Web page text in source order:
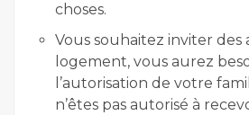
choses.
Vous souhaitez inviter des
logement, vous aurez
l’autorisation de votre
n’êtes pas autorisé à